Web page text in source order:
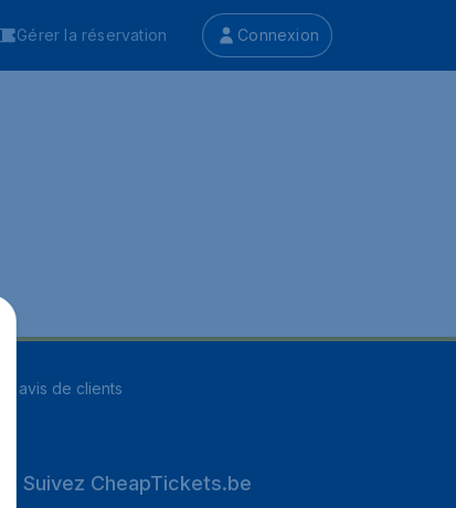
Gérer la réservation Connexion
avis de clients
Suivez CheapTickets.be